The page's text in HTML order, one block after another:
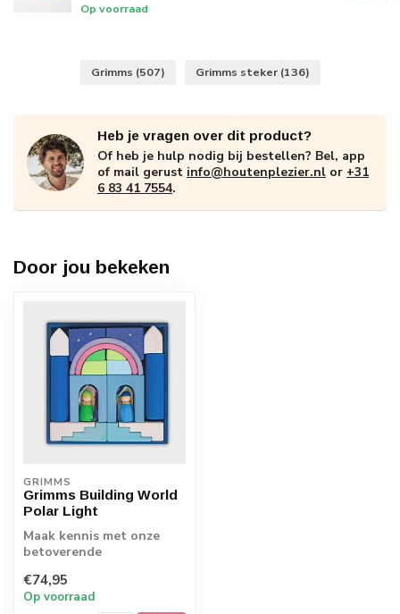
Op voorraad
Grimms (507) Grimms steker (136)
Heb je vragen over dit product?
Of heb je hulp nodig bij bestellen? Bel, app
of mail gerust info@houtenplezier.nl or +31
6 83 41 7554.
Door jou bekeken
GRIMMS
Grimms Building World
Polar Light
Maak kennis met onze
betoverende
merk Grimm's: een
toega...
€74,95
Op voorraad